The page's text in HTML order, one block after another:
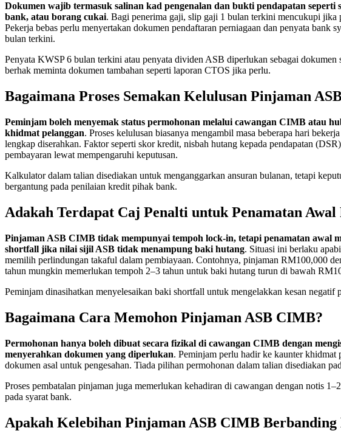
Dokumen wajib termasuk salinan kad pengenalan dan bukti pendapatan seperti
bank, atau borang cukai. Bagi penerima gaji, slip gaji 1 bulan terkini mencukupi jika
Pekerja bebas perlu menyertakan dokumen pendaftaran perniagaan dan penyata bank
bulan terkini.
Penyata KWSP 6 bulan terkini atau penyata dividen ASB diperlukan sebagai dokumen
berhak meminta dokumen tambahan seperti laporan CTOS jika perlu.
Bagaimana Proses Semakan Kelulusan Pinjaman
Peminjam boleh menyemak status permohonan melalui cawangan CIMB atau
khidmat pelanggan. Proses kelulusan biasanya mengambil masa beberapa hari
lengkap diserahkan. Faktor seperti skor kredit, nisbah hutang kepada pendapatan
pembayaran lewat mempengaruhi keputusan.
Kalkulator dalam talian disediakan untuk menganggarkan ansuran bulanan, tetapi
bergantung pada penilaian kredit pihak bank.
Adakah Terdapat Caj Penalti untuk Penamatan Awal
Pinjaman ASB CIMB tidak mempunyai tempoh lock-in, tetapi penamatan awal
shortfall jika nilai sijil ASB tidak menampung baki hutang. Situasi ini berlaku
memilih perlindungan takaful dalam pembiayaan. Contohnya, pinjaman RM100,000
tahun mungkin memerlukan tempoh 2–3 tahun untuk baki hutang turun di bawah
Peminjam dinasihatkan menyelesaikan baki shortfall untuk mengelakkan kesan negatif
Bagaimana Cara Memohon Pinjaman ASB CIMB?
Permohonan hanya boleh dibuat secara fizikal di cawangan CIMB dengan
menyerahkan dokumen yang diperlukan. Peminjam perlu hadir ke kaunter khidmat
dokumen asal untuk pengesahan. Tiada pilihan permohonan dalam talian disediakan
Proses pembatalan pinjaman juga memerlukan kehadiran di cawangan dengan notis
pada syarat bank.
Apakah Kelebihan Pinjaman ASB CIMB